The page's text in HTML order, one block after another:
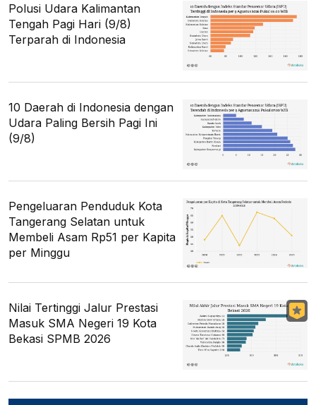
Polusi Udara Kalimantan
Tengah Pagi Hari (9/8)
Terparah di Indonesia
10 Daerah di Indonesia dengan
Udara Paling Bersih Pagi Ini
(9/8)
Pengeluaran Penduduk Kota
Tangerang Selatan untuk
Membeli Asam Rp51 per Kapita
per Minggu
Nilai Tertinggi Jalur Prestasi
Masuk SMA Negeri 19 Kota
Bekasi SPMB 2026